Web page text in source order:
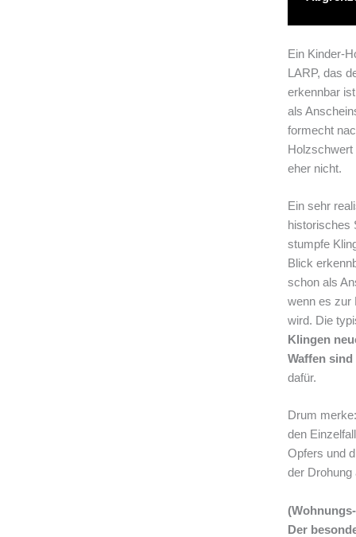
Ein Kinder-
LARP, das
erkennbar
als
formecht
eher nicht.
Ein sehr
historisches
stumpfe
Blick
schon als
wenn es zur
wird. Die
Klingen
Waffen
dafür.
Drum
den
Opfers und
der Drohung
Der